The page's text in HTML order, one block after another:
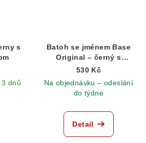
s
dnů
Batoh se jménem Base
Original – černý s
reflexním písmem
530 Kč
Na objednávku – odeslání
do týdne
Detail